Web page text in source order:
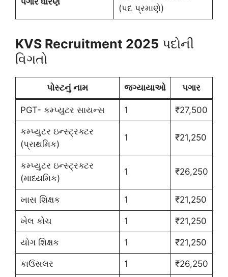
(પદ પ્રમાણે)
KVS Recruitment 2025 પદોની
વિગતો
પોસ્ટનું નામ જગ્યાયાઓ પગાર
PGT- કમ્પ્યુટર સાયન્સ 1 ₹27,500
કમ્પ્યુટર ઇન્સ્ટ્રક્ટર
(પ્રાથમિક)
1 ₹21,250
કમ્પ્યુટર ઇન્સ્ટ્રક્ટર
(માધ્યમિક)
1 ₹26,250
ખાસ શિક્ષક 1 ₹21,250
ખેલ કોચ 1 ₹21,250
યોગ શિક્ષક 1 ₹21,250
કાઉંસલર 1 ₹26,250